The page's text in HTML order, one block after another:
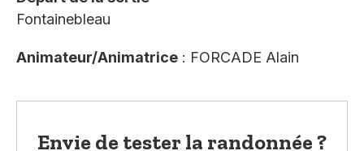
Fontainebleau
Animateur/Animatrice : FORCADE Alain
Envie de tester la randonnée ?